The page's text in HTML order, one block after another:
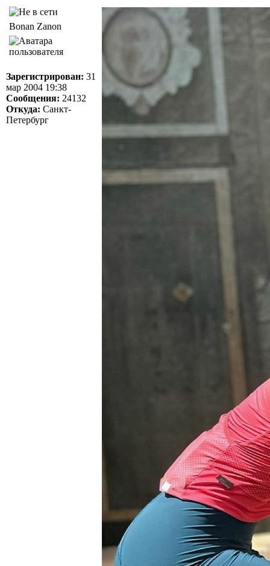
Bonan Zanon
Зарегистрирован: 31
мар 2004 19:38
Сообщения: 24132
Откуда: Санкт-
Петербург